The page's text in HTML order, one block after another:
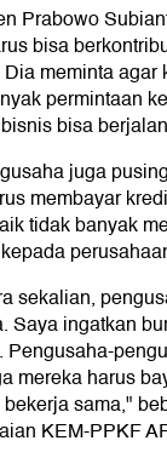
Prabowo
bisa
meminta agar
permintaan
bisa
juga
membayar
tidak banyak
sekalian,
Saya ingatkan
Pengusaha-
mereka harus
sama,"
KEM-PPKF